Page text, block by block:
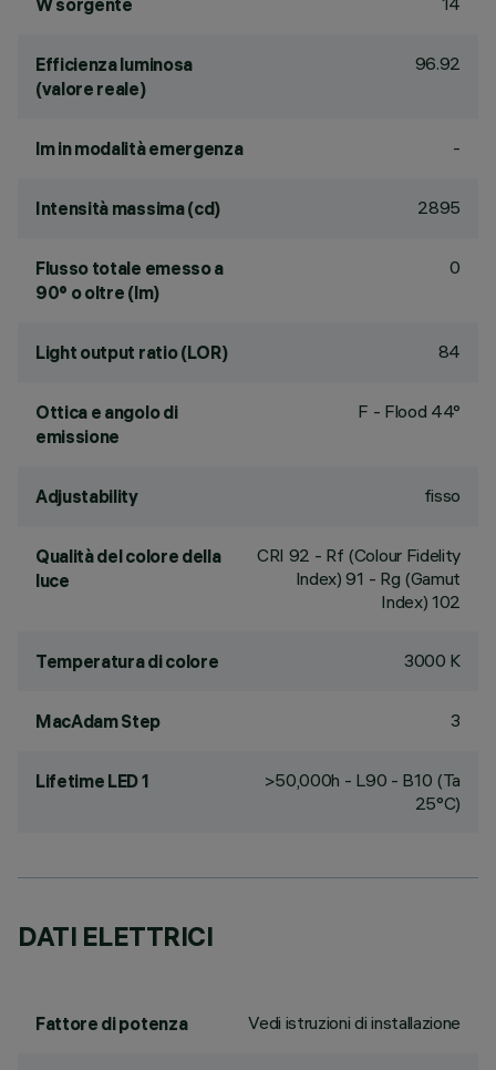
W sorgente
Efficienza luminosa
(valore reale)
96.92
lm in modalità emergenza -
Intensità massima (cd) 2895
Flusso totale emesso a
90° o oltre (lm)
0
Light output ratio (LOR) 84
Ottica e angolo di
emissione
F - Flood 44°
Adjustability fisso
Qualità del colore della
luce
CRI 92 - Rf (Colour Fidelity
Index) 91 - Rg (Gamut
Index) 102
Temperatura di colore 3000 K
MacAdam Step 3
Lifetime LED 1
>50,000h - L90 - B10 (Ta
25°C)
DATI ELETTRICI
Fattore di potenza Vedi istruzioni di installazione